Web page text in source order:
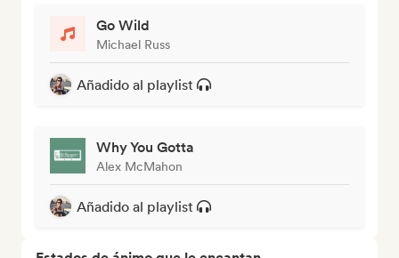
Go Wild
Michael Russ
Añadido al playlist
Why You Gotta
Alex McMahon
Añadido al playlist